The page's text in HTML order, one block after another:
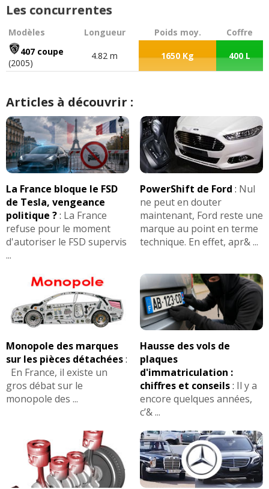
Les concurrentes
Modèles Longueur Poids moy.
Coffre
407 coupe
(2005)
4.82 m 1650 Kg 400 L
Articles à découvrir :
La France bloque le FSD
de Tesla, vengeance
politique ?: La France
refuse pour le moment
d'autoriser le FSD supervis
...
PowerShift de Ford : Nul
ne peut en douter
maintenant, Ford reste une
marque au point en terme
technique. En effet, apr& ...
Monopole des marques
sur les pièces détachées:
En France, il existe un
gros débat sur le
monopole des ...
Hausse des vols de
plaques
d'immatriculation :
chiffres et conseils: Il y a
encore quelques années,
c’& ...